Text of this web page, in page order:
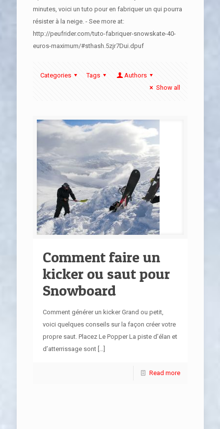
minutes, voici un tuto pour en fabriquer un qui pourra
résister à la neige. - See more at:
http://peufrider.com/tuto-fabriquer-snowskate-40-
euros-maximum/#sthash.5zjr7Dui.dpuf
Categories Tags
Authors
Show all
Comment faire un
kicker ou saut pour
Snowboard
Comment générer un kicker Grand ou petit,
voici quelques conseils sur la façon créer votre
propre saut. Placez Le Popper La piste d’élan et
d’atterrissage sont[…]
Read more